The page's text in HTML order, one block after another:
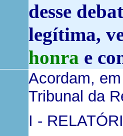
desse
legítima,
honra e
Acordam,
Tribunal da
I -